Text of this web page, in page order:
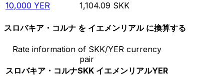
10,000 YER 1,104.09 SKK
スロバキア・コルナ を イエメンリアル に換算する
Rate information of SKK/YER currency
pair
スロバキア・コルナSKK イエメンリアルYER